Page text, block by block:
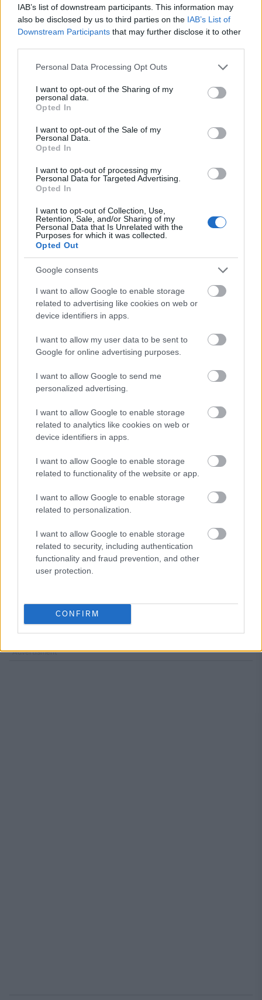
IAB’s list of downstream participants. This information may
also be disclosed by us to third parties on the IAB’s List of
Downstream Participants that may further disclose it to other
Please note that this website/app uses one or more Google
not limited to your visit or usage behaviour. You may click to
grant or deny consent to Google and its third-party tags to
use your data for below specified purposes in below Google
consent section.
Personal Data Processing Opt Outs
I want to opt-out of the Sharing of my
personal data.
Opted In
I want to opt-out of the Sale of my
Personal Data.
Opted In
I want to opt-out of processing my
Personal Data for Targeted Advertising.
Opted In
I want to opt-out of Collection, Use,
Retention, Sale, and/or Sharing of my
Personal Data that Is Unrelated with the
Purposes for which it was collected.
Opted Out
Google consents
I want to allow Google to enable storage
related to advertising like cookies on web or
device identifiers in apps.
I want to allow my user data to be sent to
Google for online advertising purposes.
I want to allow Google to send me
personalized advertising.
I want to allow Google to enable storage
related to analytics like cookies on web or
device identifiers in apps.
I want to allow Google to enable storage
related to functionality of the website or app.
I want to allow Google to enable storage
related to personalization.
I want to allow Google to enable storage
related to security, including authentication
functionality and fraud prevention, and other
user protection.
CONFIRM
Δείτε αυτή τη δημοσίευση στο Instagram.
Ακούγεται αισιόδοξο, αλλά στην πράξη, η Aston Martin
στη χρηματοοικονομική σταθερότητα και στη διατήρηση
του DNA που την κάνει ξεχωριστή.